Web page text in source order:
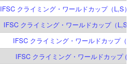
IFSC クライミング・ワールドカップ（L,S）
IFSC クライミング・ワールドカップ（L,S
IFSC クライミング・ワールドカップ（
IFSC クライミング・ワールドカップ